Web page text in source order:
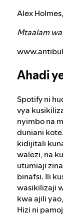
Alex
Mtaalam
Ahadi
Spotify ni
vya
nyimbo na
duniani
kidijitali
walezi, na
utumiaji
binafsi. Ili
wasikilizaji
kwa ajili
Hizi ni